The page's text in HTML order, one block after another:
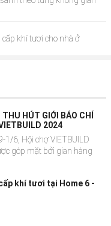
khí tươi cho nhà ở
HÚT GIỚI BÁO CHÍ
2024
1/6, Hội chợ VIETBUILD
góp mặt bởi gian hàng
quan tâm từ khách hàng
khí tươi tại Home 6 -